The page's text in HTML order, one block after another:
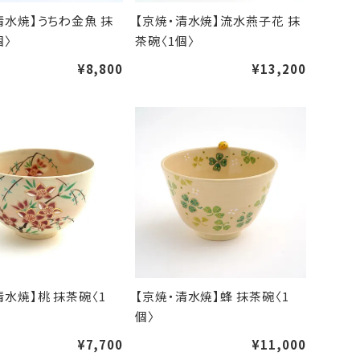
水焼】うちわ金魚 抹
¥8,800
【京焼・清水焼】流水燕子花 抹
茶碗〈1個〉
¥13,200
水焼】桃 抹茶碗〈1
¥7,700
【京焼・清水焼】蜂 抹茶碗〈1
個〉
¥11,000